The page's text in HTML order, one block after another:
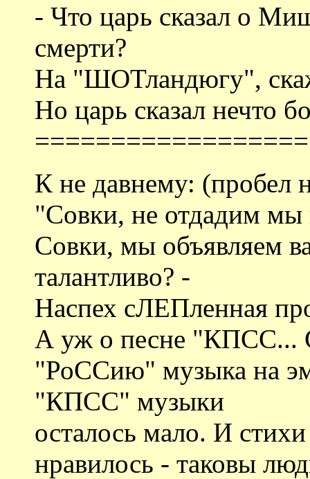
- Что царь сказал о
смерти?
На "ШОТландюгу",
Но царь сказал нечто
К не давнему: (пробел
"Совки, не отдадим мы
Совки, мы объявляем
талантливо? -
Наспех сЛЕПленная
А уж о песне "КПСС...
"РоССию" музыка на
"КПСС" музыки
осталось мало. И
нравилось - таковы